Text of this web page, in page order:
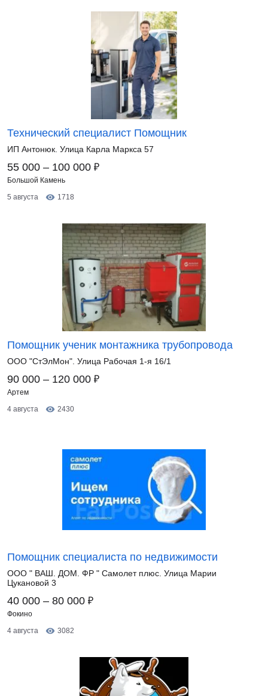
Технический специалист Помощник
ИП Антонюк. Улица Карла Маркса 57
55 000 – 100 000 ₽
Большой Камень
5 августа
1718
Помощник ученик монтажника трубопровода
ООО "СтЭлМон". Улица Рабочая 1-я 16/1
90 000 – 120 000 ₽
Артем
4 августа
2430
Помощник специалиста по недвижимости
ООО " ВАШ. ДОМ. ФР " Самолет плюс. Улица Марии
Цукановой 3
40 000 – 80 000 ₽
Фокино
4 августа
3082